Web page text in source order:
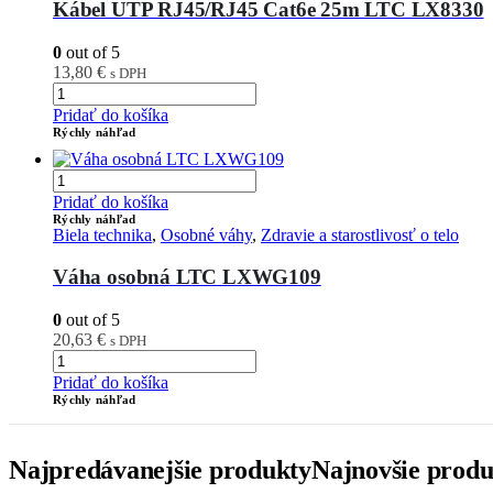
Kábel UTP RJ45/RJ45 Cat6e 25m LTC LX8330
0 out of 5
13,80 € s DPH
Pridať do košíka
Rýchly náhľad
Pridať do košíka
Rýchly náhľad
Biela technika, Osobné váhy, Zdravie a starostlivosť o telo
Váha osobná LTC LXWG109
0 out of 5
20,63 € s DPH
Pridať do košíka
Rýchly náhľad
Najpredávanejšie produktyNajnovšie